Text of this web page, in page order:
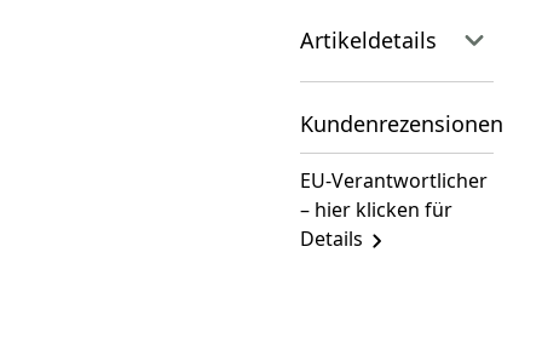
Artikeldetails
Kundenrezensionen
EU-Verantwortlicher
– hier klicken für
Details